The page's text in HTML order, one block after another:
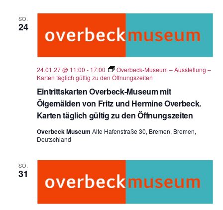
SO.
24
Eintrittskarten Overbeck-Museum mit
Ölgemälden von Fritz und Hermine Overbeck.
Karten täglich gültig zu den Öffnungszeiten
24.01.27 @ 11:00 - 17:00
Overbeck-Museum – Ausstellung –
Karten täglich gültig zu den Öffnungszeiten
Overbeck Museum Alte Hafenstraße 30, Bremen, Bremen,
Deutschland
SO.
31